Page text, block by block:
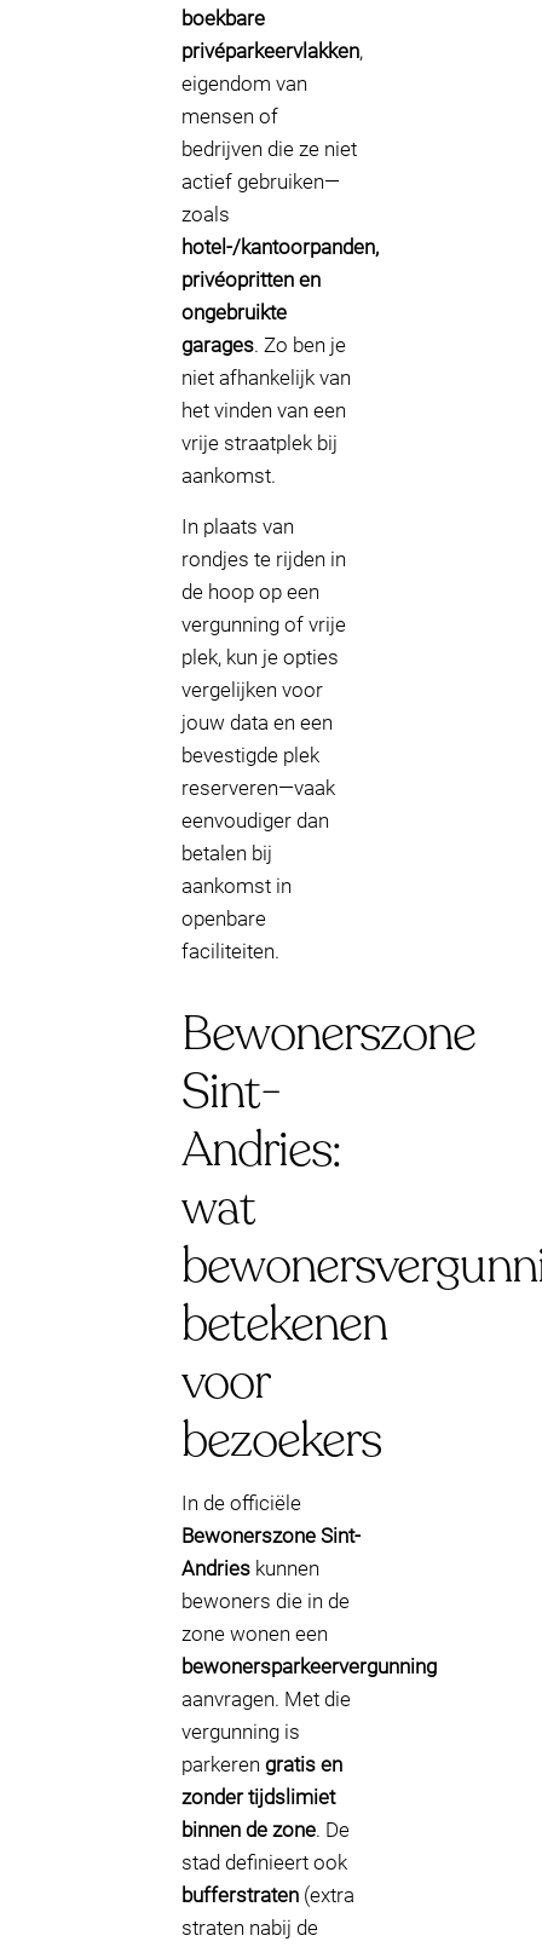
boekbare
privéparkeervlakken,
eigendom van
mensen of
bedrijven die ze niet
actief gebruiken—
zoals
hotel-/kantoorpanden,
privéopritten en
ongebruikte
garages. Zo ben je
niet afhankelijk van
het vinden van een
vrije straatplek bij
aankomst.
In plaats van
rondjes te rijden in
de hoop op een
vergunning of vrije
plek, kun je opties
vergelijken voor
jouw data en een
bevestigde plek
reserveren—vaak
eenvoudiger dan
betalen bij
aankomst in
openbare
faciliteiten.
Bewonerszone
Sint-
Andries:
wat
betekenen
voor
bezoekers
In de officiële
Bewonerszone Sint-
Andries kunnen
bewoners die in de
zone wonen een
bewonersparkeervergunning
aanvragen. Met die
vergunning is
parkeren gratis en
zonder tijdslimiet
binnen de zone. De
stad definieert ook
bufferstraten (extra
straten nabij de